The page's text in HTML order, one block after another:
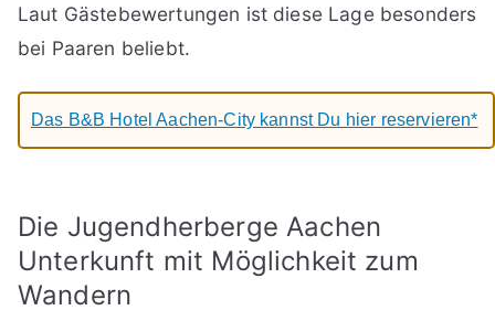
Laut Gästebewertungen ist diese Lage besonders
bei Paaren beliebt.
Das B&B Hotel Aachen-City kannst Du hier reservieren*
Die Jugendherberge Aachen
Unterkunft mit Möglichkeit zum
Wandern